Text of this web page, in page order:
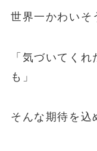
世界一かわいそ
「気づいてく
も」
そんな期待を込